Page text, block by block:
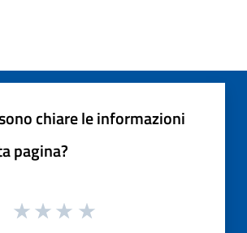
chiare le informazioni
pagina?